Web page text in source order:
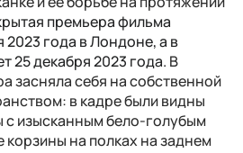
премьера фильма
2023 года в Лондоне, а в
25 декабря 2023 года. В
засняла себя на собственной
в кадре были видны
изысканным бело-голубым
на полках на заднем